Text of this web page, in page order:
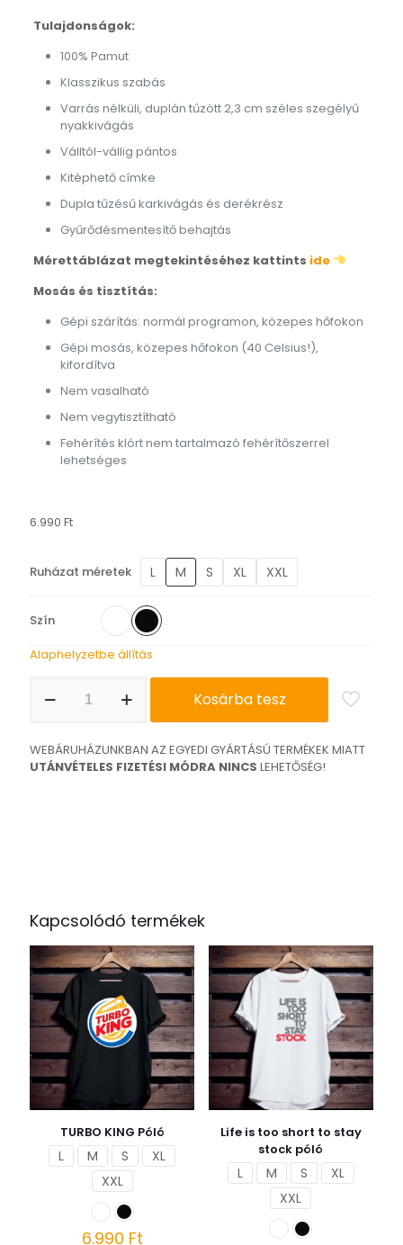
Tulajdonságok:
100% Pamut
Klasszikus szabás
Varrás nélküli, duplán tűzött 2,3 cm széles szegélyű
nyakkivágás
Válltól-vállig pántos
Kitéphető címke
Dupla tűzésű karkivágás és derékrész
Gyűrődésmentesítő behajtás
Mérettáblázat megtekintéséhez kattints ide
Mosás és tisztítás:
Gépi szárítás: normál programon, közepes hőfokon
Gépi mosás, közepes hőfokon (40 Celsius!),
kifordítva
Nem vasalható
Nem vegytisztítható
Fehérítés klórt nem tartalmazó fehérítőszerrel
lehetséges
6.990 Ft
Ruházat méretek L M S XL XXL
Szín
Alaphelyzetbe állítás
can't
happiness
póló
Kosárba tesz
WEBÁRUHÁZUNKBAN AZ EGYEDI GYÁRTÁSÚ TERMÉKEK MIATT
UTÁNVÉTELES FIZETÉSI MÓDRA NINCS LEHETŐSÉG!
Kapcsolódó termékek
TURBO KING Póló
L M S
XL
XXL
6.990 Ft
Life is too short to stay
stock póló
L M S
XL
XXL